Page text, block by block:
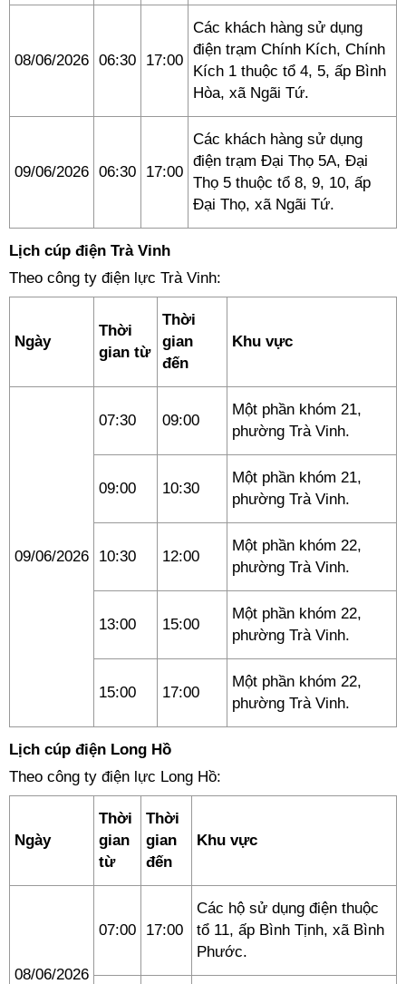
08/06/2026 06:30 17:00
Các khách hàng sử dụng
điện trạm Chính Kích, Chính
Kích 1 thuộc tổ 4, 5, ấp Bình
Hòa, xã Ngãi Tứ.
09/06/2026 06:30 17:00
Các khách hàng sử dụng
điện trạm Đại Thọ 5A, Đại
Thọ 5 thuộc tổ 8, 9, 10, ấp
Đại Thọ, xã Ngãi Tứ.
Lịch cúp điện Trà Vinh
Theo công ty điện lực Trà Vinh:
Ngày
Thời
gian từ
Thời
gian
đến
Khu vực
09/06/2026
07:30 09:00
Một phần khóm 21,
phường Trà Vinh.
09:00 10:30
Một phần khóm 21,
phường Trà Vinh.
10:30 12:00
Một phần khóm 22,
phường Trà Vinh.
13:00 15:00
Một phần khóm 22,
phường Trà Vinh.
15:00 17:00
Một phần khóm 22,
phường Trà Vinh.
Lịch cúp điện Long Hồ
Theo công ty điện lực Long Hồ:
Ngày
Thời
gian
từ
Thời
gian
đến
Khu vực
08/06/2026
07:00 17:00
Các hộ sử dụng điện thuộc
tổ 11, ấp Bình Tịnh, xã Bình
Phước.